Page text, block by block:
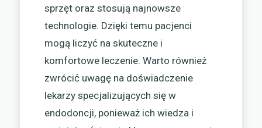
sprzęt oraz stosują najnowsze
technologie. Dzięki temu pacjenci
mogą liczyć na skuteczne i
komfortowe leczenie. Warto również
zwrócić uwagę na doświadczenie
lekarzy specjalizujących się w
endodoncji, ponieważ ich wiedza i